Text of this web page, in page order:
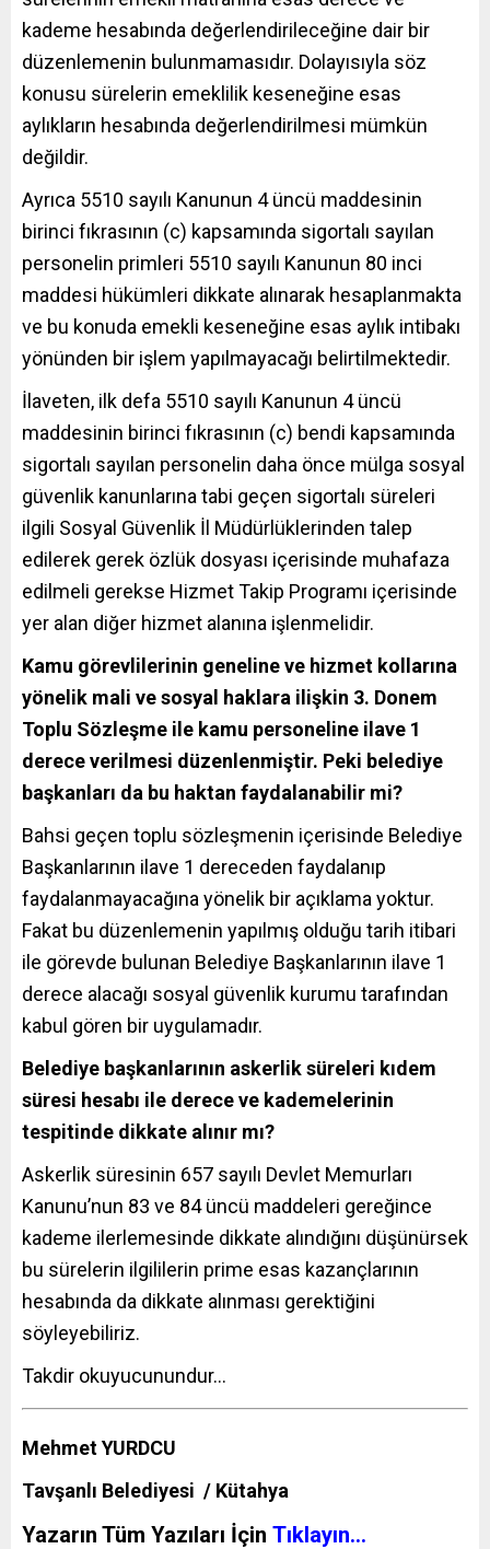
kademe hesabında değerlendirileceğine dair bir
düzenlemenin bulunmamasıdır. Dolayısıyla söz
konusu sürelerin emeklilik keseneğine esas
aylıkların hesabında değerlendirilmesi mümkün
değildir.
Ayrıca 5510 sayılı Kanunun 4 üncü maddesinin
birinci fıkrasının (c) kapsamında sigortalı sayılan
personelin primleri 5510 sayılı Kanunun 80 inci
maddesi hükümleri dikkate alınarak hesaplanmakta
ve bu konuda emekli keseneğine esas aylık intibakı
yönünden bir işlem yapılmayacağı belirtilmektedir.
İlaveten, ilk defa 5510 sayılı Kanunun 4 üncü
maddesinin birinci fıkrasının (c) bendi kapsamında
sigortalı sayılan personelin daha önce mülga sosyal
güvenlik kanunlarına tabi geçen sigortalı süreleri
ilgili Sosyal Güvenlik İl Müdürlüklerinden talep
edilerek gerek özlük dosyası içerisinde muhafaza
edilmeli gerekse Hizmet Takip Programı içerisinde
yer alan diğer hizmet alanına işlenmelidir.
Kamu görevlilerinin geneline ve hizmet kollarına
yönelik mali ve sosyal haklara ilişkin 3. Donem
Toplu Sözleşme ile kamu personeline ilave 1
derece verilmesi düzenlenmiştir. Peki belediye
başkanları da bu haktan faydalanabilir mi?
Bahsi geçen toplu sözleşmenin içerisinde Belediye
Başkanlarının ilave 1 dereceden faydalanıp
faydalanmayacağına yönelik bir açıklama yoktur.
Fakat bu düzenlemenin yapılmış olduğu tarih itibari
ile görevde bulunan Belediye Başkanlarının ilave 1
derece alacağı sosyal güvenlik kurumu tarafından
kabul gören bir uygulamadır.
Belediye başkanlarının askerlik süreleri kıdem
süresi hesabı ile derece ve kademelerinin
tespitinde dikkate alınır mı?
Askerlik süresinin 657 sayılı Devlet Memurları
Kanunu’nun 83 ve 84 üncü maddeleri gereğince
kademe ilerlemesinde dikkate alındığını düşünürsek
bu sürelerin ilgililerin prime esas kazançlarının
hesabında da dikkate alınması gerektiğini
söyleyebiliriz.
Takdir okuyucunundur…
Mehmet YURDCU
Tavşanlı Belediyesi / Kütahya
Yazarın Tüm Yazıları İçin Tıklayın…